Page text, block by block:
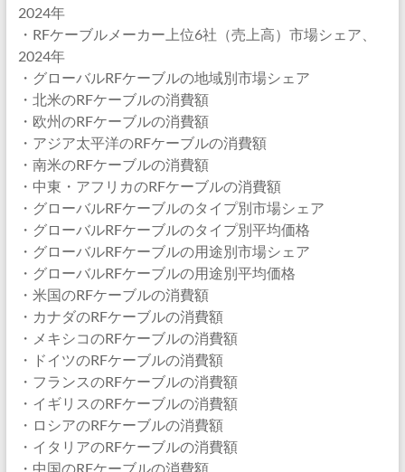
2024年
・RFケーブルメーカー上位6社（売上高）市場シェア、
2024年
・グローバルRFケーブルの地域別市場シェア
・北米のRFケーブルの消費額
・欧州のRFケーブルの消費額
・アジア太平洋のRFケーブルの消費額
・南米のRFケーブルの消費額
・中東・アフリカのRFケーブルの消費額
・グローバルRFケーブルのタイプ別市場シェア
・グローバルRFケーブルのタイプ別平均価格
・グローバルRFケーブルの用途別市場シェア
・グローバルRFケーブルの用途別平均価格
・米国のRFケーブルの消費額
・カナダのRFケーブルの消費額
・メキシコのRFケーブルの消費額
・ドイツのRFケーブルの消費額
・フランスのRFケーブルの消費額
・イギリスのRFケーブルの消費額
・ロシアのRFケーブルの消費額
・イタリアのRFケーブルの消費額
・中国のRFケーブルの消費額